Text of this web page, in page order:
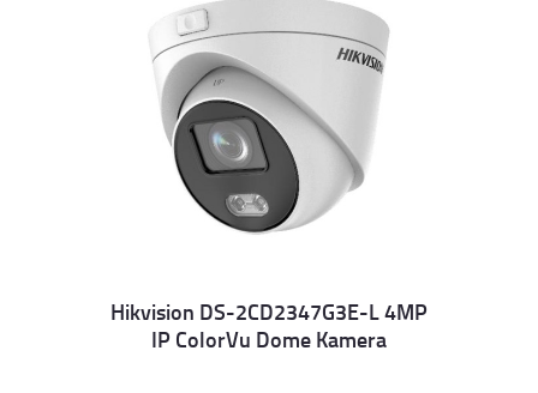
Details
Hikvision DS-2CD2347G3E-L 4MP
IP ColorVu Dome Kamera